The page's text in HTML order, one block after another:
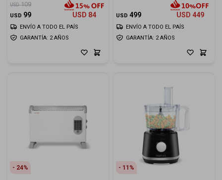
USD 109
USD 99 USD 84
GARANTÍA: 2 AÑOS
ENVÍO A TODO EL PAÍS
USD 499 USD 449
GARANTÍA: 2 AÑOS
ENVÍO A TODO EL PAÍS
24 11